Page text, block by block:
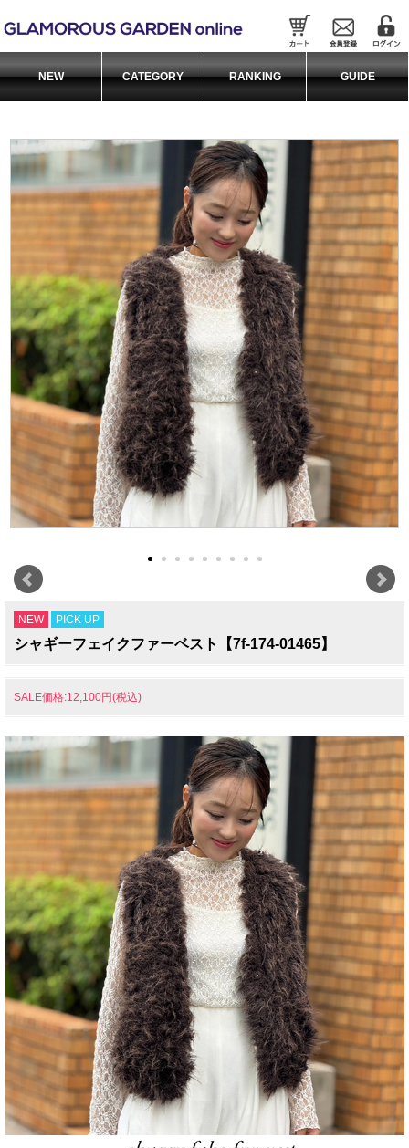
NEW PICK UP
シャギーフェイクファーベスト【7f-174-01465】
SALE価格:12,100円(税込)